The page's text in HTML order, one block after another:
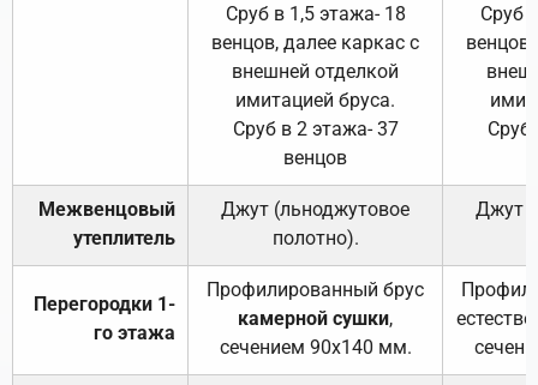
Сруб в 1,5 этажа- 18
венцов, далее каркас с
внешней отделкой
имитацией бруса.
Сруб в 2 этажа- 37
венцов
Сруб
Сруб
Межвенцовый
утеплитель
Джут (льноджутовое
полотно).
Джут
Перегородки 1-
го этажа
Профилированный брус
камерной сушки,
сечением 90х140 мм.